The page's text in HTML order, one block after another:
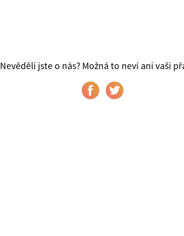
Nevěděli jste o nás? Možná to neví ani vaši